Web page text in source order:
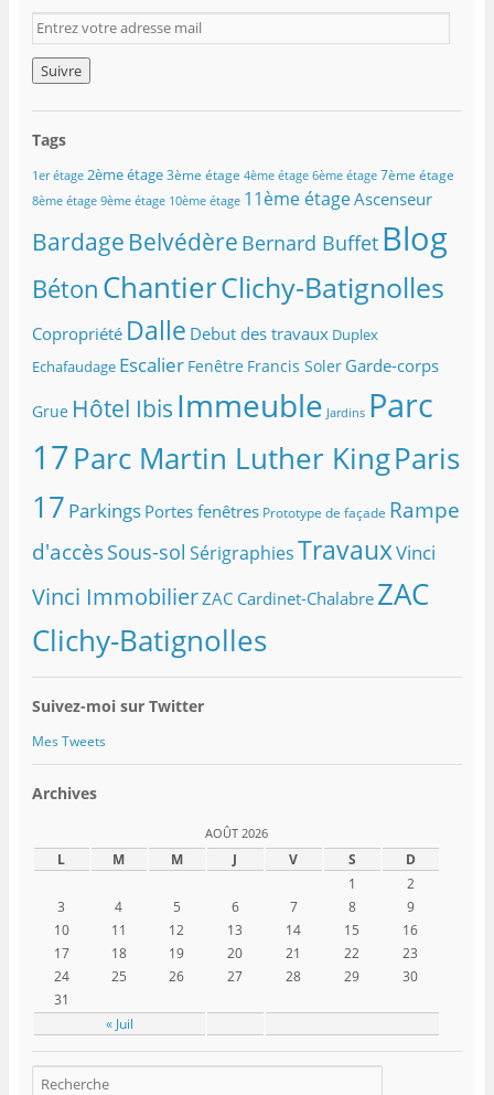
E
n
t
r
e
v
o
r
e
a
r
s
s
a
Tags
1er étage 2ème étage 3ème étage 4ème étage 6ème étage 7ème étage
8ème étage 9ème étage 10ème étage 11ème étageAscenseur
Bardage Belvédère Bernard Buffet Blog
Béton ChantierClichy-Batignolles
Copropriété Dalle Debut des travaux Duplex
Echafaudage Escalier Fenêtre Francis Soler Garde-corps
Grue Hôtel Ibis Immeuble Jardins Parc
17Parc Martin Luther KingParis
17 Parkings Portes fenêtres Prototype de façade Rampe
d'accèsSous-sol SérigraphiesTravauxVinci
Vinci ImmobilierZAC Cardinet-Chalabre ZAC
Clichy-Batignolles
Suivez-moi sur Twitter
Mes Tweets
Archives
AOÛT 2026
L M M J V S D
« Juil
1
2
3
4 5 6 7 8
9
10
11 12 13 14 15
16
17
18 19 20 21 22
23
24
25 26 27 28 29
30
31